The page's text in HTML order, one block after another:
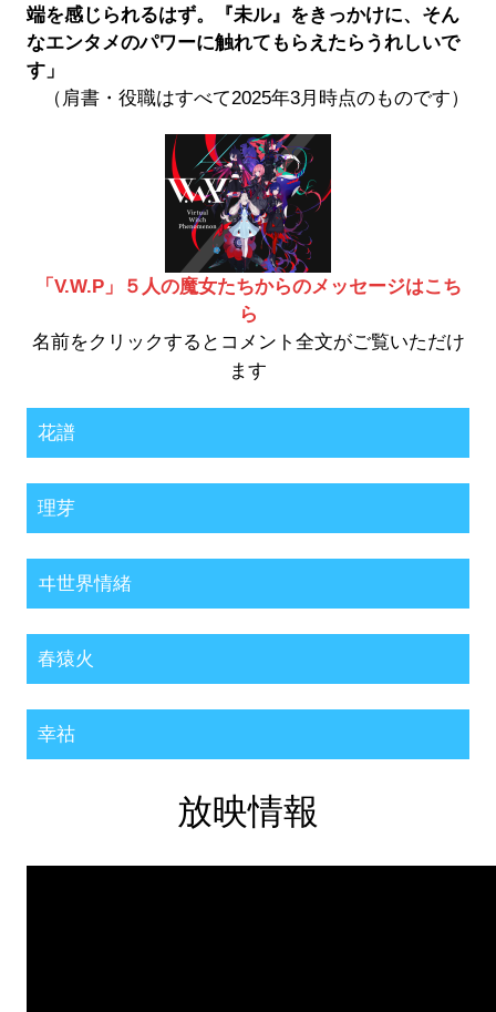
端を感じられるはず。『未ル』をきっかけに、そん
なエンタメのパワーに触れてもらえたらうれしいで
す」
（肩書・役職はすべて2025年3月時点のものです）
「V.W.P」５人の魔女たちからのメッセージはこち
ら
名前をクリックするとコメント全文がご覧いただけ
ます
花譜
理芽
ヰ世界情緒
春猿火
幸祜
放映情報